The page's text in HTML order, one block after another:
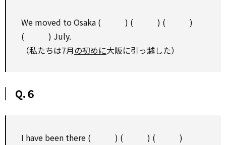
We moved to Osaka ( ) ( ) ( )
( ) July.
（私たちは7月の初めに大阪に引っ越した）
Q.６
I have been there ( ) ( ) ( )